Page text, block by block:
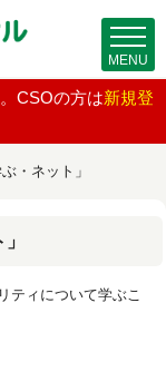
CSOの方は新規登
・ネット」
ティについて学ぶこ
MENU